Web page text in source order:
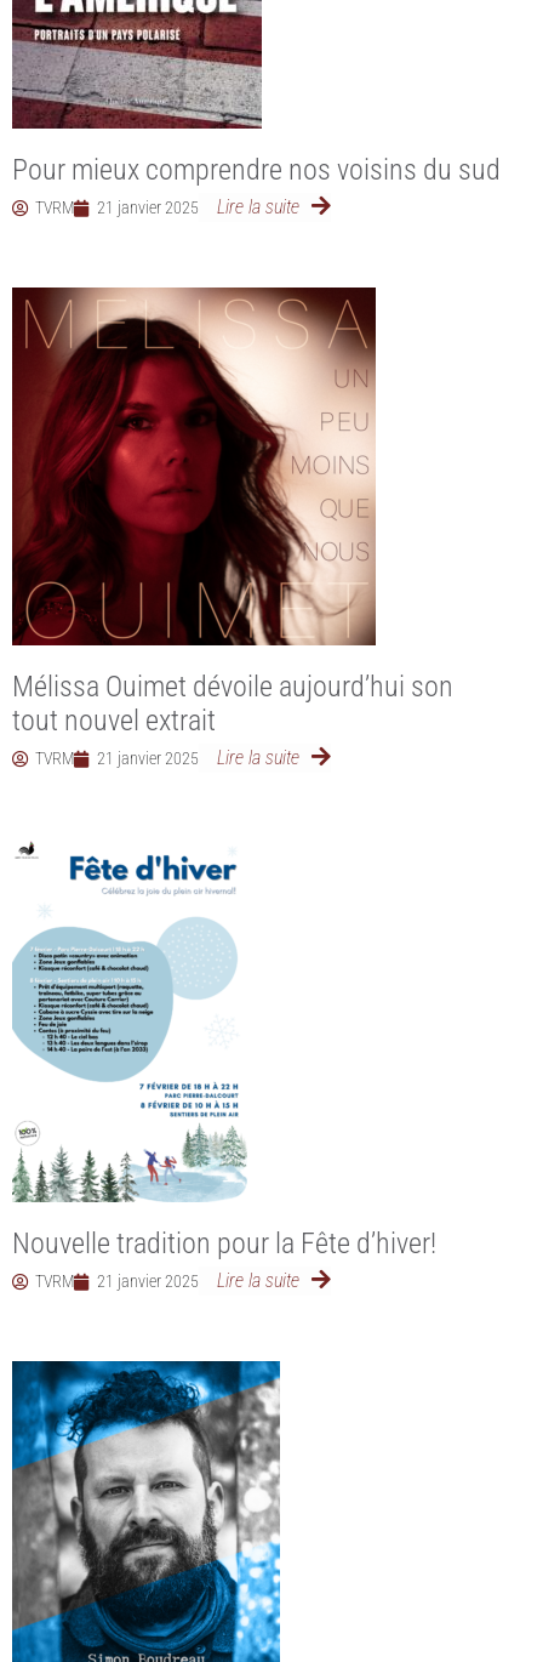
Pour mieux comprendre nos voisins du sud
TVRM 21 janvier 2025 Lire la suite
Mélissa Ouimet dévoile aujourd’hui son
tout nouvel extrait
TVRM 21 janvier 2025 Lire la suite
Nouvelle tradition pour la Fête d’hiver!
TVRM 21 janvier 2025 Lire la suite